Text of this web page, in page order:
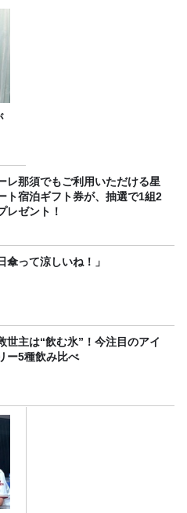
レ那須でもご利用いただける星
ト宿泊ギフト券が、抽選で1組2
レゼント！
傘って涼しいね！」
世主は“飲む氷”！今注目のアイ
ー5種飲み比べ